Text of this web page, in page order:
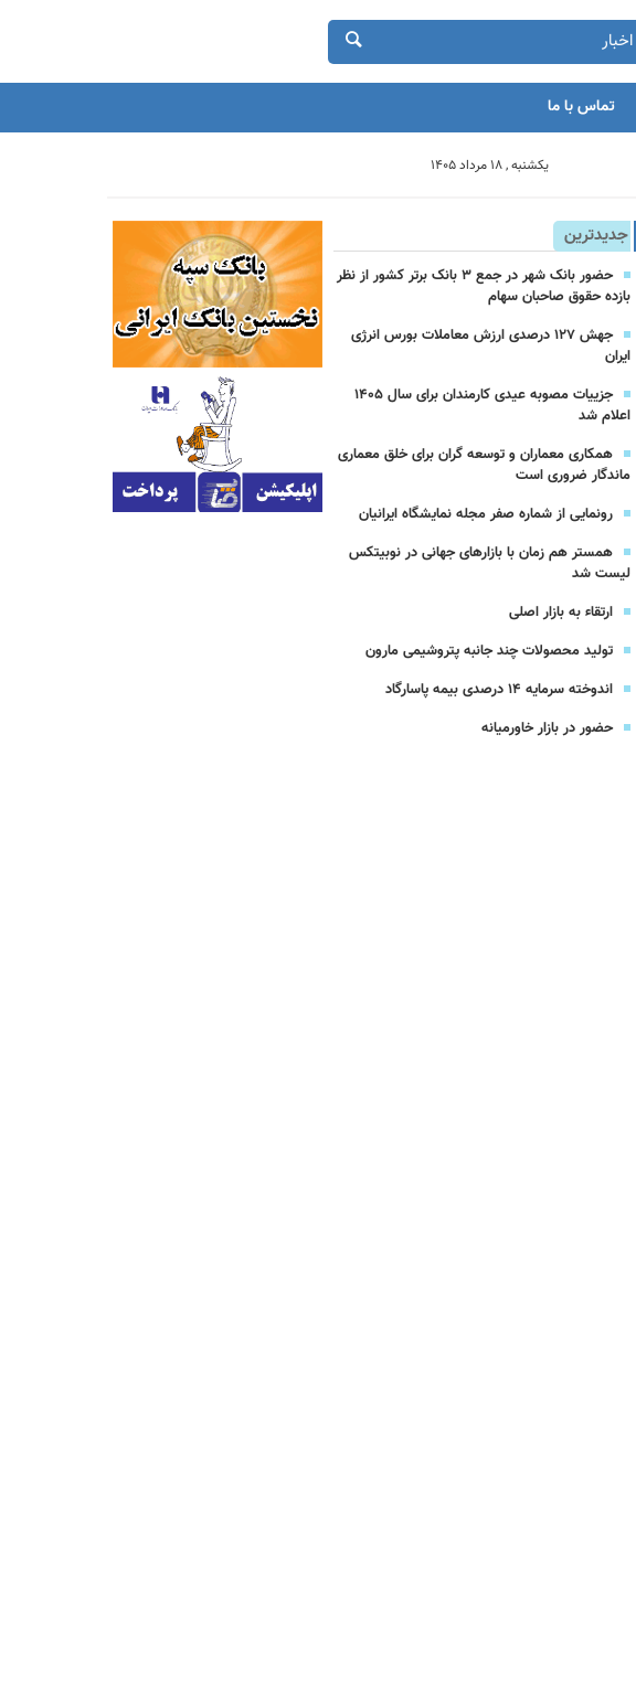
تماس با ما
يكشنبه , 18 مرداد 1405
جدیدترین
حضور بانک شهر در جمع ۳ بانک برتر کشور از نظر
بازده حقوق صاحبان سهام
جهش ۱۲۷ درصدی ارزش معاملات بورس انرژی
ایران
جزییات مصوبه عیدی کارمندان برای سال 1405
اعلام شد
همکاری معماران و توسعه گران برای خلق معماری
ماندگار ضروری است
رونمایی از شماره صفر مجله نمایشگاه ایرانیان
همستر هم زمان با بازارهای جهانی در نوبیتکس
لیست شد
ارتقاء به بازار اصلی
تولید محصولات چند جانبه پتروشیمی مارون
اندوخته سرمایه 14 درصدی بیمه پاسارگاد
حضور در بازار خاورمیانه